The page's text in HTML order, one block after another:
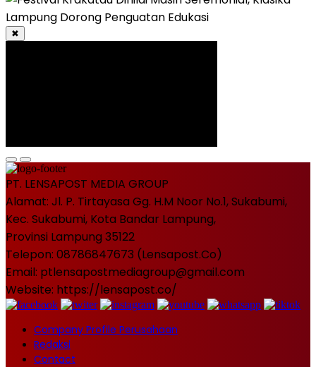
✖
PT. LENSAPOST MEDIA GROUP
Alamat: Jl. P. Tirtayasa Gg. H.M Noor No.1, Sukabumi,
Kec. Sukabumi, Kota Bandar Lampung,
Provinsi Lampung 35122
Telepon: 08786847673 (Lensapost.Co)
Email: ptlensapostmediagroup@gmail.com
Website: https://lensapost.co/
Company Profile Perusahaan
Redaksi
Contact